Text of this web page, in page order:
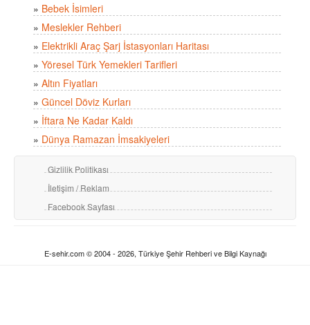
» Bebek İsimleri
» Meslekler Rehberi
» Elektrikli Araç Şarj İstasyonları Haritası
» Yöresel Türk Yemekleri Tarifleri
» Altın Fiyatları
» Güncel Döviz Kurları
» İftara Ne Kadar Kaldı
» Dünya Ramazan İmsakiyeleri
Gizlilik Politikası
İletişim / Reklam
Facebook Sayfası
E-sehir.com © 2004 - 2026, Türkiye Şehir Rehberi ve Bilgi Kaynağı